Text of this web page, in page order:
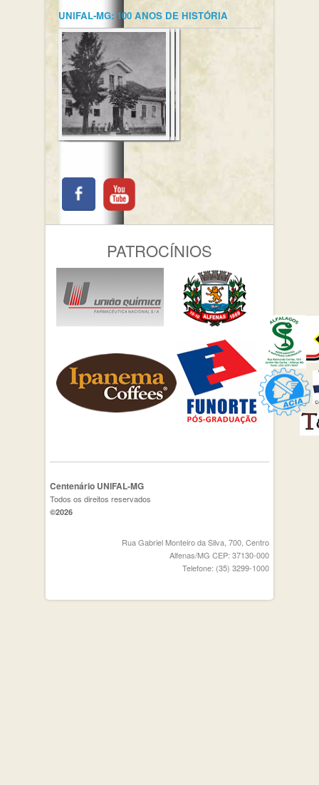
UNIFAL-MG: 100 ANOS DE HISTÓRIA
PATROCÍNIOS
Centenário UNIFAL-MG
Todos os direitos reservados
©2026
Rua Gabriel Monteiro da Silva, 700, Centro
Alfenas/MG CEP: 37130-000
Telefone: (35) 3299-1000